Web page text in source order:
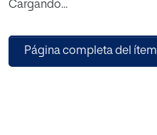
Cargando...
Página completa del ítem